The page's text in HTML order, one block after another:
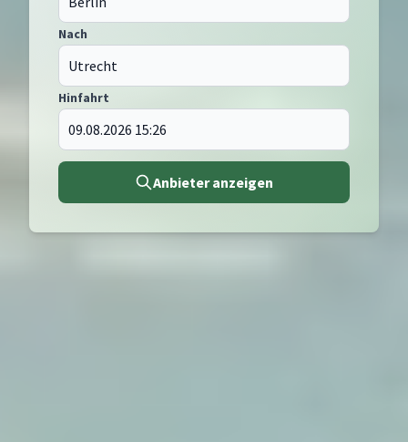
Nach
Hinfahrt
Anbieter anzeigen